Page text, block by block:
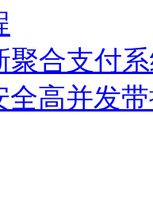
聚合支付
全高并发